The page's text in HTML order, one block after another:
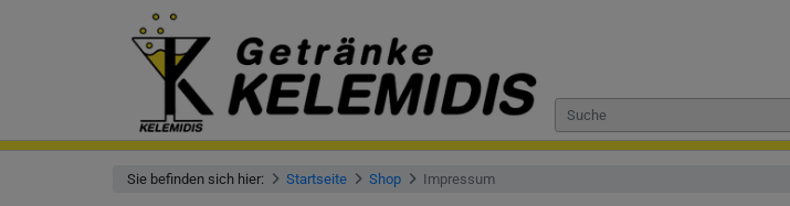
Sie befinden sich hier: Startseite Shop Impressum